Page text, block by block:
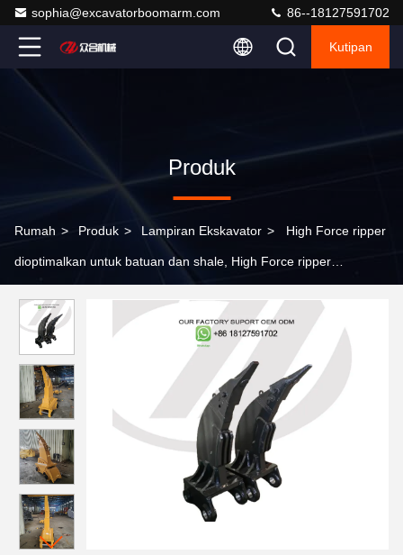
sophia@excavatorboomarm.com 86--18127591702
Kutipan
Produk
Rumah > Produk > Lampiran Ekskavator > High Force ripper
dioptimalkan untuk batuan dan shale, High Force ripper